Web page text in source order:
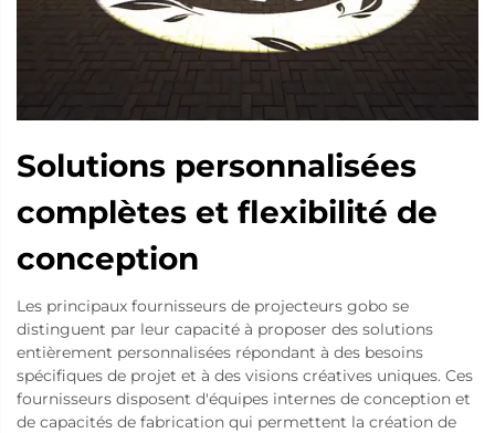
Solutions personnalisées
complètes et flexibilité de
conception
Les principaux fournisseurs de projecteurs gobo se
distinguent par leur capacité à proposer des solutions
entièrement personnalisées répondant à des besoins
spécifiques de projet et à des visions créatives uniques. Ces
fournisseurs disposent d'équipes internes de conception et
de capacités de fabrication qui permettent la création de